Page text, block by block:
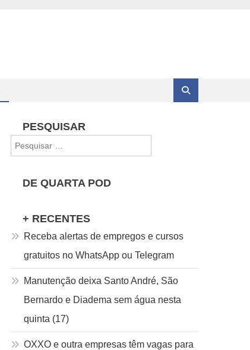
PESQUISAR
por:
DE QUARTA POD
+ RECENTES
Receba alertas de empregos e cursos
gratuitos no WhatsApp ou Telegram
Manutenção deixa Santo André, São
Bernardo e Diadema sem água nesta
quinta (17)
OXXO e outra empresas têm vagas para